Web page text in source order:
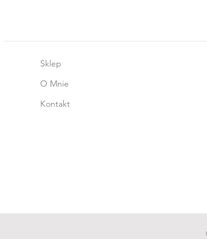
Sklep
O Mnie
Kontakt